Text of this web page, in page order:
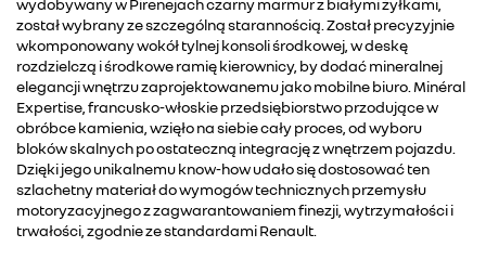
został wybrany ze szczególną starannością. Został precyzyjnie
wkomponowany wokół tylnej konsoli środkowej, w deskę
rozdzielczą i środkowe ramię kierownicy, by dodać mineralnej
elegancji wnętrzu zaprojektowanemu jako mobilne biuro. Minéral
Expertise, francusko-włoskie przedsiębiorstwo przodujące w
obróbce kamienia, wzięło na siebie cały proces, od wyboru
bloków skalnych po ostateczną integrację z wnętrzem pojazdu.
Dzięki jego unikalnemu know-how udało się dostosować ten
szlachetny materiał do wymogów technicznych przemysłu
motoryzacyjnego z zagwarantowaniem finezji, wytrzymałości i
trwałości, zgodnie ze standardami Renault.